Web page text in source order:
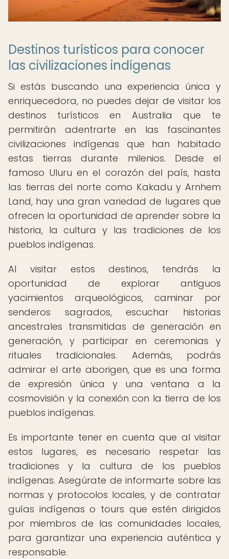
Destinos turísticos para conocer
las civilizaciones indígenas
Si estás buscando una experiencia única y
enriquecedora, no puedes dejar de visitar los
destinos turísticos en Australia que te
permitirán adentrarte en las fascinantes
civilizaciones indígenas que han habitado
estas tierras durante milenios. Desde el
famoso Uluru en el corazón del país, hasta
las tierras del norte como Kakadu y Arnhem
Land, hay una gran variedad de lugares que
ofrecen la oportunidad de aprender sobre la
historia, la cultura y las tradiciones de los
pueblos indígenas.
Al visitar estos destinos, tendrás la
oportunidad de explorar antiguos
yacimientos arqueológicos, caminar por
senderos sagrados, escuchar historias
ancestrales transmitidas de generación en
generación, y participar en ceremonias y
rituales tradicionales. Además, podrás
admirar el arte aborigen, que es una forma
de expresión única y una ventana a la
cosmovisión y la conexión con la tierra de los
pueblos indígenas.
Es importante tener en cuenta que al visitar
estos lugares, es necesario respetar las
tradiciones y la cultura de los pueblos
indígenas. Asegúrate de informarte sobre las
normas y protocolos locales, y de contratar
guías indígenas o tours que estén dirigidos
por miembros de las comunidades locales,
para garantizar una experiencia auténtica y
responsable.